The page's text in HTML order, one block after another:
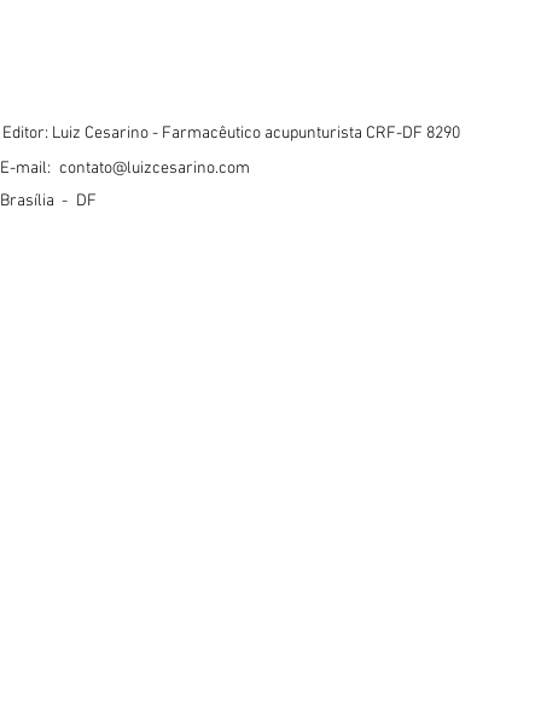
Editor: Luiz Cesarino - Farmacêutico acupunturista CRF-DF 8290
E-mail: contato@luizcesarino.com
Brasília - DF